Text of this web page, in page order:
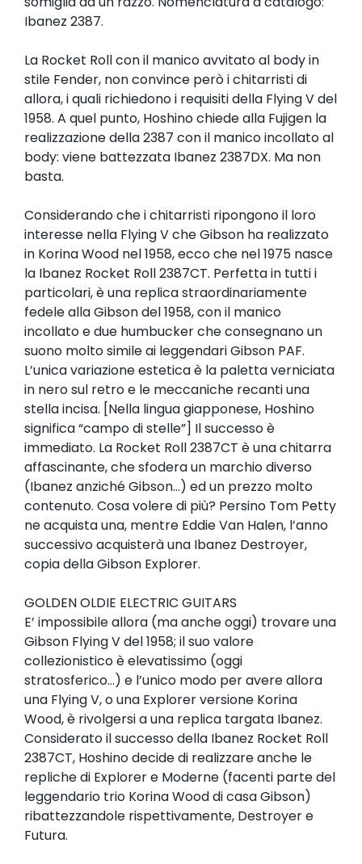
Ibanez 2387.
La Rocket Roll con il manico avvitato al body in
stile Fender, non convince però i chitarristi di
allora, i quali richiedono i requisiti della Flying V del
1958. A quel punto, Hoshino chiede alla Fujigen la
realizzazione della 2387 con il manico incollato al
body: viene battezzata Ibanez 2387DX. Ma non
basta.
Considerando che i chitarristi ripongono il loro
interesse nella Flying V che Gibson ha realizzato
in Korina Wood nel 1958, ecco che nel 1975 nasce
la Ibanez Rocket Roll 2387CT. Perfetta in tutti i
particolari, è una replica straordinariamente
fedele alla Gibson del 1958, con il manico
incollato e due humbucker che consegnano un
suono molto simile ai leggendari Gibson PAF.
L’unica variazione estetica è la paletta verniciata
in nero sul retro e le meccaniche recanti una
stella incisa. [Nella lingua giapponese, Hoshino
significa “campo di stelle”] Il successo è
immediato. La Rocket Roll 2387CT è una chitarra
affascinante, che sfodera un marchio diverso
(Ibanez anziché Gibson…) ed un prezzo molto
contenuto. Cosa volere di più? Persino Tom Petty
ne acquista una, mentre Eddie Van Halen, l’anno
successivo acquisterà una Ibanez Destroyer,
copia della Gibson Explorer.
GOLDEN OLDIE ELECTRIC GUITARS
E’ impossibile allora (ma anche oggi) trovare una
Gibson Flying V del 1958; il suo valore
collezionistico è elevatissimo (oggi
stratosferico…) e l’unico modo per avere allora
una Flying V, o una Explorer versione Korina
Wood, è rivolgersi a una replica targata Ibanez.
Considerato il successo della Ibanez Rocket Roll
2387CT, Hoshino decide di realizzare anche le
repliche di Explorer e Moderne (facenti parte del
leggendario trio Korina Wood di casa Gibson)
ribattezzandole rispettivamente, Destroyer e
Futura.